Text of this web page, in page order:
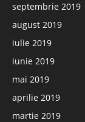
septembrie 2019
august 2019
iulie 2019
iunie 2019
mai 2019
aprilie 2019
martie 2019